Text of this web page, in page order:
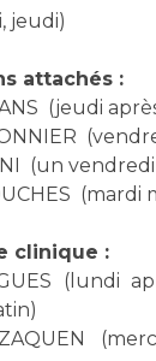
et
malentendants
Handicap
de santé
au
jeudi)
attachés :
(jeudi
(un vendredi
(mardi
clinique :
(lundi